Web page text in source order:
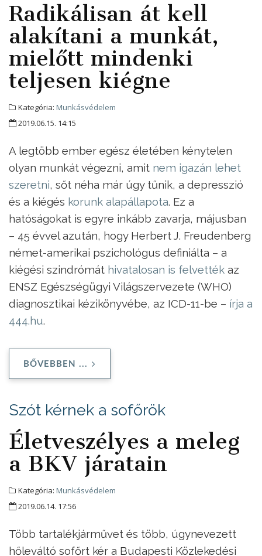
Radikálisan át kell
alakítani a munkát,
mielőtt mindenki
teljesen kiégne
Kategória: Munkásvédelem
2019.06.15. 14:15
A legtöbb ember egész életében kénytelen
olyan munkát végezni, amit nem igazán lehet
szeretni, sőt néha már úgy tűnik, a depresszió
és a kiégés korunk alapállapota. Ez a
hatóságokat is egyre inkább zavarja, májusban
– 45 évvel azután, hogy Herbert J. Freudenberg
német-amerikai pszichológus definiálta – a
kiégési szindrómát hivatalosan is felvették az
ENSZ Egészségügyi Világszervezete (WHO)
diagnosztikai kézikönyvébe, az ICD-11-be – írja a
444.hu.
BŐVEBBEN ...
Szót kérnek a sofőrök
Életveszélyes a meleg
a BKV járatain
Kategória: Munkásvédelem
2019.06.14. 17:56
Több tartalékjárművet és több, úgynevezett
hőleváltó sofőrt kér a Budapesti Közlekedési